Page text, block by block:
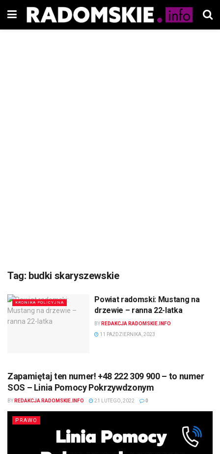
Tag: budki skaryszewskie
KRONIKA POLICYJNA
Powiat radomski: Mustang na
drzewie – ranna 22-latka
BY REDAKCJA RADOMSKIE.INFO
11 PAŹDZIERNIKA, 2023
Zapamiętaj ten numer! +48 222 309 900 – to numer
SOS – Linia Pomocy Pokrzywdzonym
BY REDAKCJA RADOMSKIE.INFO 21 LUTEGO, 2022 0
PRAWO